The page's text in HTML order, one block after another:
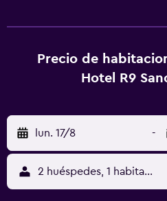
artículos de higiene personal
ofrece acceso a Internet wifi
Precio de
Hotel R9
lun. 17/8 -
2 huéspedes, 1 habitación